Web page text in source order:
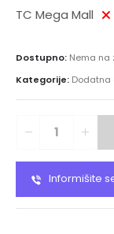
TC Mega Mall
Dostupno: Nema na
Kategorije: Dodatna
Informišite